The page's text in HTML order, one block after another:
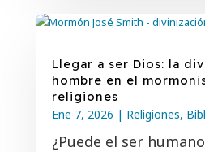
Llegar a ser Dios: la
hombre en el
religiones
Ene 7, 2026 | Religiones,
¿Puede el ser